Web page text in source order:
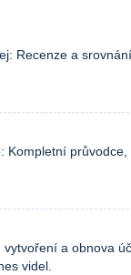
Recenze a
Kompletní
a obnova
videl.